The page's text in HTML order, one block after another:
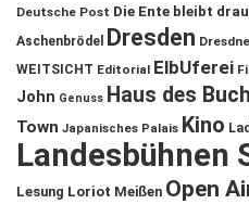
Deutsche Post Die Ente bleibt
Aschenbrödel
Dresden
WEITSICHT Editorial ElbUferei
John Genuss Haus des
Town Japanisches Palais Kino
Landesbühnen
Lesung Loriot Meißen Open